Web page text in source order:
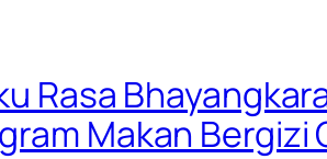
Rasa
Makan Bergizi